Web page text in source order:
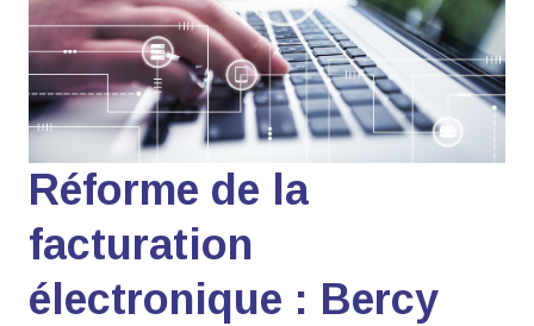
Réforme de la
facturation
électronique : Bercy